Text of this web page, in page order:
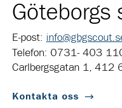
Göteborgs
E-post:
Telefon: 0731- 403
Carlbergsgatan 1, 412
Kontakta oss